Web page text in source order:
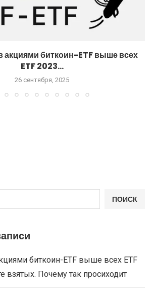
акциями биткоин-ETF выше всех
ETF 2023...
26 сентября, 2025
ПОИСК
биткоин-ETF выше всех ETF
взятых. Почему так просиходит